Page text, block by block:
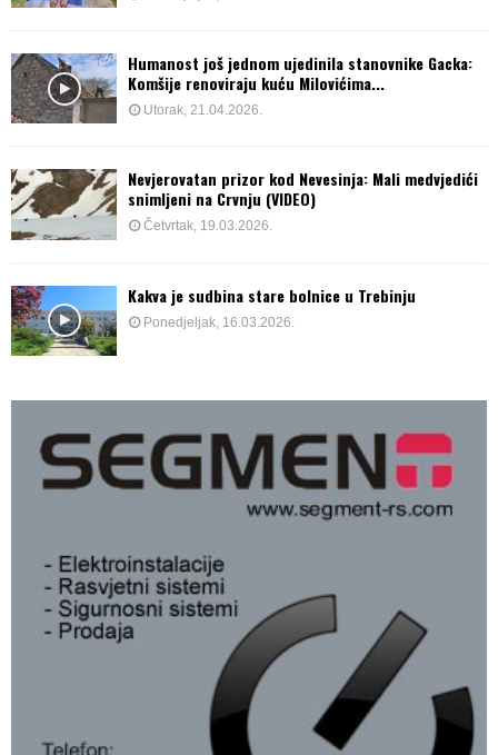
Humanost još jednom ujedinila stanovnike Gacka:
Komšije renoviraju kuću Milovićima...
Utorak, 21.04.2026.
Nevjerovatan prizor kod Nevesinja: Mali medvjedići
snimljeni na Crvnju (VIDEO)
Četvrtak, 19.03.2026.
Kakva je sudbina stare bolnice u Trebinju
Ponedjeljak, 16.03.2026.